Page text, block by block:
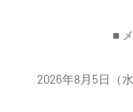
■
2026年8月5日（